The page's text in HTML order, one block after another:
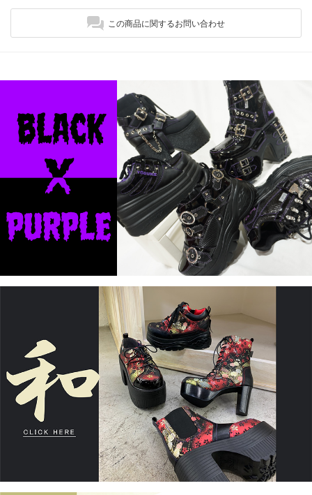
この商品に関するお問い合わせ